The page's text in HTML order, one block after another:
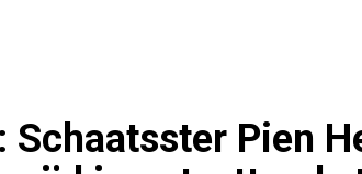
Schaatsster Pien